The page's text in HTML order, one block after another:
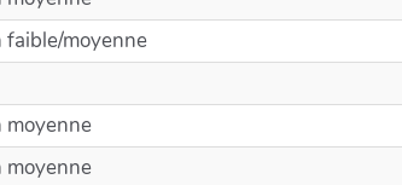
faible/moyenne
moyenne
moyenne